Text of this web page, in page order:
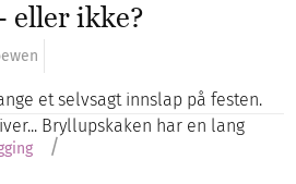
eller ikke?
et selvsagt innslap på festen.
Bryllupskaken har en lang
/